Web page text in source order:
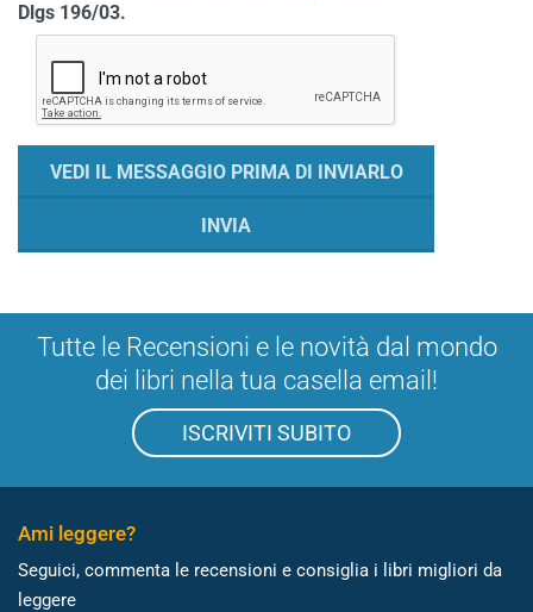
Dlgs 196/03.
Tutte le Recensioni e le novità dal mondo
dei libri nella tua casella email!
ISCRIVITI SUBITO
Ami leggere?
Seguici, commenta le recensioni e consiglia i libri migliori da
leggere